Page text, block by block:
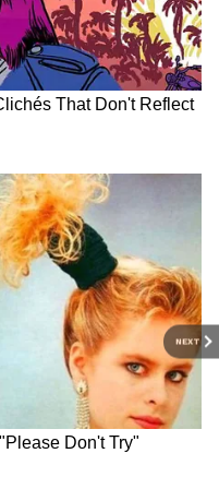
NEXT
कैमरा भी
1020mAh है।
है। इसका स्लीक
लाइट फोन है।
फोन में मिल जाता है।
साथ आता है। फोन के
है। इसकी बैटरी
भी एक्सेस कर